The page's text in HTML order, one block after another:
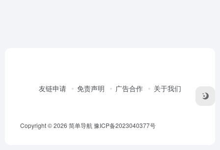
友链申请 免责声明 广告合作 关于我们
Copyright © 2026 简单导航豫ICP备2023040377号